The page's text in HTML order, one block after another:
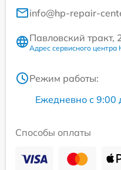
info@hp-repair-
Павловский тракт,
Адрес сервисного центра
Режим работы:
Ежедневно с 9:00
Способы оплаты